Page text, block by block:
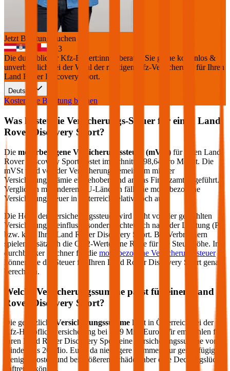
Jetzt Beratung buchen
+3
Die durchblicker Kfz-Expert:innen beraten Sie gerne kostenlos &
unverbindlich bei der Wahl der richtigen Kfz-Versicherung für Ihren
Land Rover Discovery Sport.
Deutsch
Kostenlose Beratung buchen
Was kostet die Versicherungs-Steuer für einen Land
Rover
Discovery Sport?
Die motorbezogene Versicherungssteuer (mVSt) für einen Land
Rover
Discovery Sport kostet im Schnitt € 98,64
pro Monat. Die
mVSt wird von der Versicherung gemeinsam mit der
Versicherungsprämie eingehoben und an das Finanzamt abgeführt.
Verglichen mit anderen EU-Ländern fällt die motorbezogene
Versicherungssteuer in Österreich relativ hoch aus.
Die Höhe der Versicherungssteuer wird nicht von der gewählten
Versicherung beeinflusst, sondern richtet sich nach der Leistung (PS
bzw. kW) Ihres
Land Rover Discovery Sport. Bei Verbrennern
spielen zusätzlich die CO2-Werte eine Rolle für die Steuerhöhe. Im
durchblicker Rechner für die motorbezogene Versicherungssteuer
können Sie die Steuer für Ihren Land Rover Discovery Sport genau
berechnen.
Welche Versicherungssumme passt für einen
Land
Rover
Discovery Sport?
Die gesetzliche Versicherungssumme liegt in Österreich bei der
Kfz-Haftpflichtversicherung bei 7,79 Mio. Euro. Wir empfehlen für
Ihren Land Rover Discovery Sport
eine Versicherungssumme von
mindestens 20 Mio. Euro, da niedrigere Summen nur geringfügig
weniger kosten und bei größeren Schäden aber eine Deckungslücke
auftreten könnte.